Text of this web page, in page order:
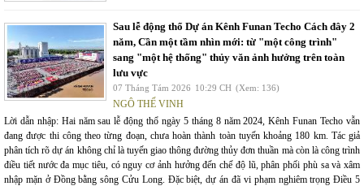
Sau lễ động thổ Dự án Kênh Funan Techo Cách đây 2
năm, Cần một tầm nhìn mới: từ "một công trình"
sang "một hệ thống" thủy văn ảnh hưởng trên toàn
lưu vực
07 Tháng Tám 2026 10:29 CH (Xem: 136)
NGÔ THẾ VINH
Lời dẫn nhập: Hai năm sau lễ động thổ ngày 5 tháng 8 năm 2024, Kênh Funan Techo vẫn
đang được thi công theo từng đoạn, chưa hoàn thành toàn tuyến khoảng 180 km. Tác giả
phân tích rõ dự án không chỉ là tuyến giao thông đường thủy đơn thuần mà còn là công trình
điều tiết nước đa mục tiêu, có nguy cơ ảnh hưởng đến chế độ lũ, phân phối phù sa và xâm
nhập mặn ở Đồng bằng sông Cửu Long. Đặc biệt, dự án đã vi phạm nghiêm trọng Điều 5